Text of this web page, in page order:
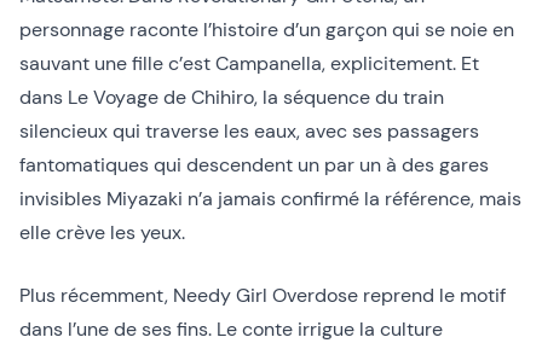
personnage raconte l’histoire d’un garçon qui se noie en
sauvant une fille c’est Campanella, explicitement. Et
dans Le Voyage de Chihiro, la séquence du train
silencieux qui traverse les eaux, avec ses passagers
fantomatiques qui descendent un par un à des gares
invisibles Miyazaki n’a jamais confirmé la référence, mais
elle crève les yeux.
Plus récemment, Needy Girl Overdose reprend le motif
dans l’une de ses fins. Le conte irrigue la culture